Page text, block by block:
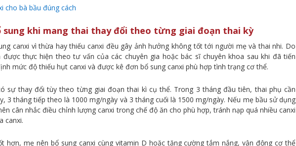
cho bà bầu đúng cách
sung khi mang thai thay đổi theo từng giai đoạn thai kỳ
canxi vì thừa hay thiếu canxi đều gây ảnh hưởng không tốt tới người mẹ và thai nhi. Do
được thực hiện theo tư vấn của các chuyên gia hoặc bác sĩ chuyên khoa sau khi đã tiến
mức độ thiếu hụt canxi và được kê đơn bổ sung canxi phù hợp tình trạng cơ thể.
sự thay đổi tùy theo từng giai đoạn thai kì cụ thể. Trong 3 tháng đầu tiên, thai phụ cần
3 tháng tiếp theo là 1000 mg/ngày và 3 tháng cuối là 1500 mg/ngày. Nếu mẹ bầu sử dụng
cân nhắc điều chỉnh lượng canxi trong chế độ ăn cho phù hợp, tránh nạp quá nhiều canxi
canxi.
hơn, mẹ nên bổ sung canxi cùng vitamin D hoặc tăng cường tắm nắng, vận động cơ thể